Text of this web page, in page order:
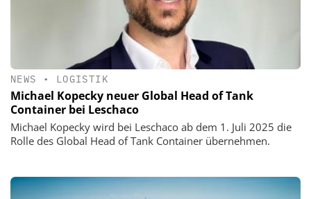
NEWS • LOGISTIK
Michael Kopecky neuer Global Head of Tank
Container bei Leschaco
Michael Kopecky wird bei Leschaco ab dem 1. Juli 2025 die
Rolle des Global Head of Tank Container übernehmen.